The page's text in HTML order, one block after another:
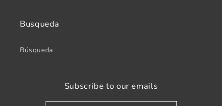
Busqueda
Búsqueda
Subscribe to our emails